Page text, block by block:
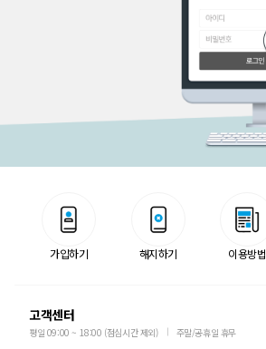
가입하기 해지하기 이용방법
고객센터
평일 09:00 ~ 18:00 (점심시간 제외) 주말/공휴일 휴무